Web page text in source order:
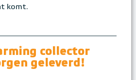
komt.
collector
geleverd!